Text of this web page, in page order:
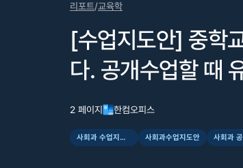
리포트/교육학
[수업지도안] 중학
다. 공개수업할 때
2 페이지 한컴오피스
사회과 수업지도안 사회과수업지도안